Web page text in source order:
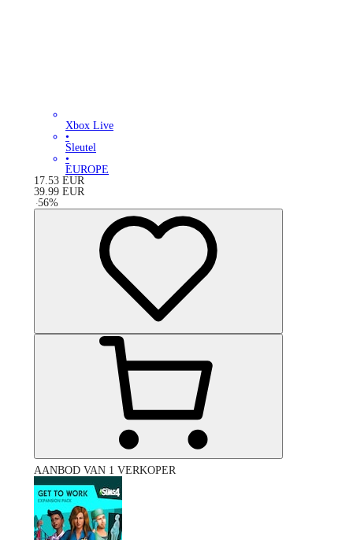
Xbox Live
•
Sleutel
•
EUROPE
17.53 EUR
39.99 EUR
-56%
AANBOD VAN 1 VERKOPER